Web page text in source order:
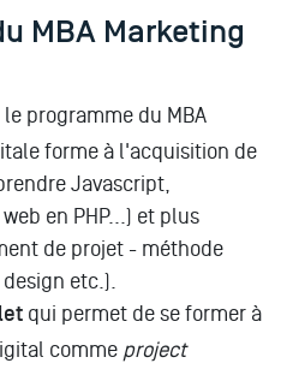
MBA Marketing
le programme du MBA
forme à l'acquisition de
Javascript,
en PHP...) et plus
de projet - méthode
design etc.).
qui permet de se former à
comme project